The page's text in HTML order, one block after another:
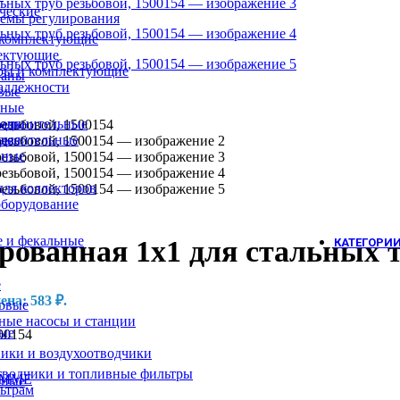
регулирования
и комплектующие
коллекторов
и фекальные
насосы и станции
и воздухоотводчики
и топливные фильтры
1х1 для стальных
583 ₽.